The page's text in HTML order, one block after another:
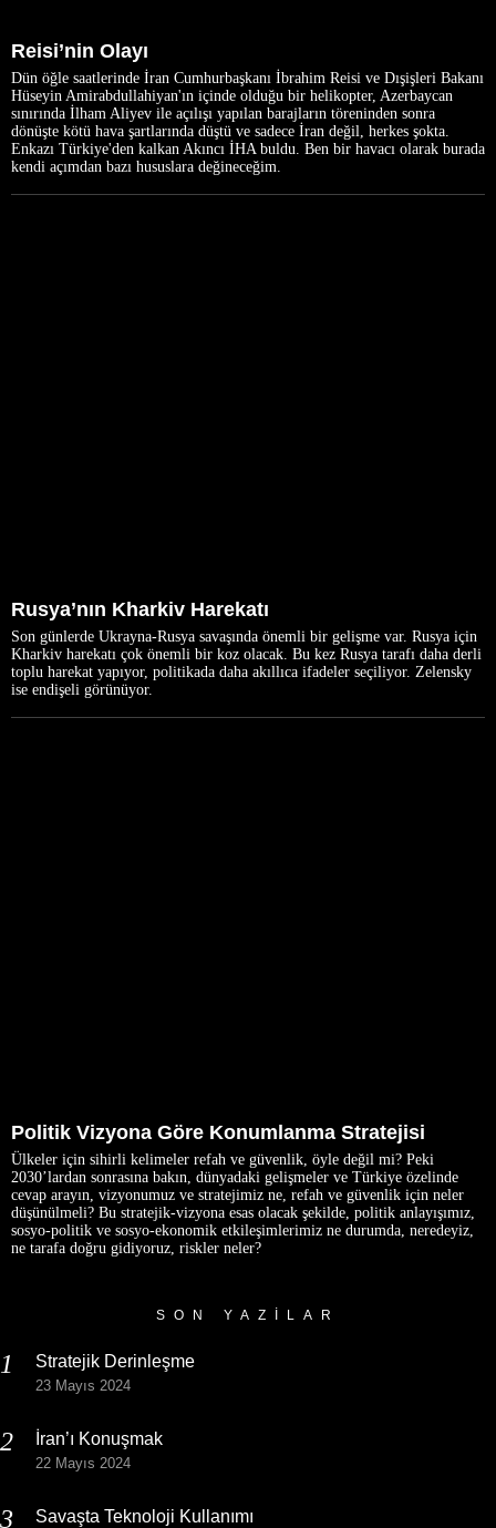
Reisi’nin Olayı
Dün öğle saatlerinde İran Cumhurbaşkanı İbrahim Reisi ve Dışişleri Bakanı
Hüseyin Amirabdullahiyan'ın içinde olduğu bir helikopter, Azerbaycan
sınırında İlham Aliyev ile açılışı yapılan barajların töreninden sonra
dönüşte kötü hava şartlarında düştü ve sadece İran değil, herkes şokta.
Enkazı Türkiye'den kalkan Akıncı İHA buldu. Ben bir havacı olarak burada
kendi açımdan bazı hususlara değineceğim.
Rusya’nın Kharkiv Harekatı
Son günlerde Ukrayna-Rusya savaşında önemli bir gelişme var. Rusya için
Kharkiv harekatı çok önemli bir koz olacak. Bu kez Rusya tarafı daha derli
toplu harekat yapıyor, politikada daha akıllıca ifadeler seçiliyor. Zelensky
ise endişeli görünüyor.
Politik Vizyona Göre Konumlanma Stratejisi
Ülkeler için sihirli kelimeler refah ve güvenlik, öyle değil mi? Peki
2030’lardan sonrasına bakın, dünyadaki gelişmeler ve Türkiye özelinde
cevap arayın, vizyonumuz ve stratejimiz ne, refah ve güvenlik için neler
düşünülmeli? Bu stratejik-vizyona esas olacak şekilde, politik anlayışımız,
sosyo-politik ve sosyo-ekonomik etkileşimlerimiz ne durumda, neredeyiz,
ne tarafa doğru gidiyoruz, riskler neler?
SON YAZILAR
Stratejik Derinleşme
23 Mayıs 2024
İran’ı Konuşmak
22 Mayıs 2024
Savaşta Teknoloji Kullanımı